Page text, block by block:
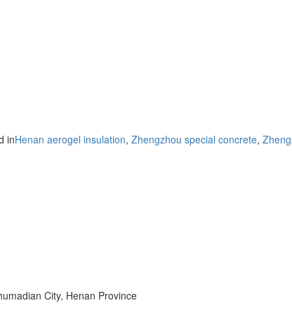
inHenan aerogel insulation, Zhengzhou special concrete,
City, Henan Province